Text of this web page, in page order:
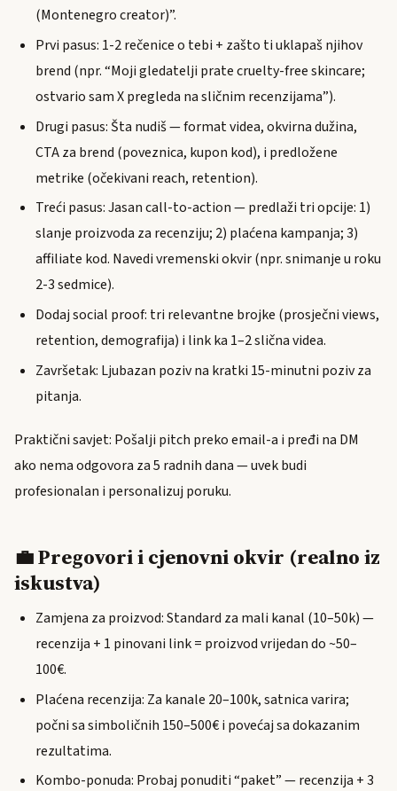
(Montenegro creator)”.
Prvi pasus: 1-2 rečenice o tebi + zašto ti uklapaš njihov
brend (npr. “Moji gledatelji prate cruelty-free skincare;
ostvario sam X pregleda na sličnim recenzijama”).
Drugi pasus: Šta nudiš — format videa, okvirna dužina,
CTA za brend (poveznica, kupon kod), i predložene
metrike (očekivani reach, retention).
Treći pasus: Jasan call-to-action — predlaži tri opcije: 1)
slanje proizvoda za recenziju; 2) plaćena kampanja; 3)
affiliate kod. Navedi vremenski okvir (npr. snimanje u roku
2-3 sedmice).
Dodaj social proof: tri relevantne brojke (prosječni views,
retention, demografija) i link ka 1–2 slična videa.
Završetak: Ljubazan poziv na kratki 15-minutni poziv za
pitanja.
Praktični savjet: Pošalji pitch preko email-a i pređi na DM
ako nema odgovora za 5 radnih dana — uvek budi
profesionalan i personalizuj poruku.
💼 Pregovori i cjenovni okvir (realno iz
iskustva)
Zamjena za proizvod: Standard za mali kanal (10–50k) —
recenzija + 1 pinovani link = proizvod vrijedan do ~50–
100€.
Plaćena recenzija: Za kanale 20–100k, satnica varira;
počni sa simboličnih 150–500€ i povećaj sa dokazanim
rezultatima.
Kombo-ponuda: Probaj ponuditi “paket” — recenzija + 3